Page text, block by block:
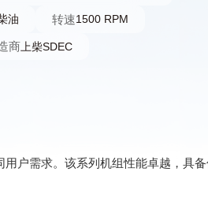
油 转速1500 RPM
商上柴SDEC
户需求。该系列机组性能卓越，具